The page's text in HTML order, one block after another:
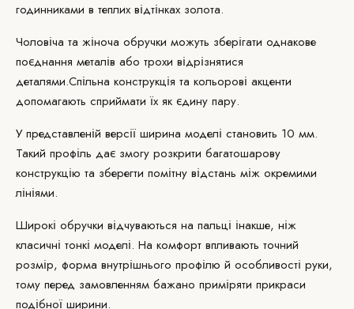
годинниками в теплих відтінках золота.
Чоловіча та жіноча обручки можуть зберігати однакове
поєднання металів або трохи відрізнятися
деталями.Спільна конструкція та кольорові акценти
допомагають сприймати їх як єдину пару.
У представленій версії ширина моделі становить 10 мм.
Такий профіль дає змогу розкрити багатошарову
конструкцію та зберегти помітну відстань між окремими
лініями.
Широкі обручки відчуваються на пальці інакше, ніж
класичні тонкі моделі. На комфорт впливають точний
розмір, форма внутрішнього профілю й особливості руки,
тому перед замовленням бажано приміряти прикраси
подібної ширини.